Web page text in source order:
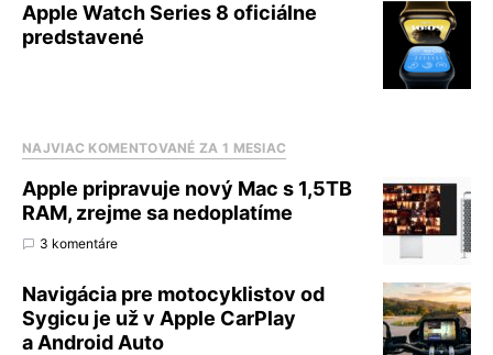
Apple Watch Series 8 oficiálne
predstavené
NAJVIAC KOMENTOVANÉ ZA 1 MESIAC
Apple pripravuje nový Mac s 1,5TB
RAM, zrejme sa nedoplatíme
3 komentáre
Navigácia pre motocyklistov od
Sygicu je už v Apple CarPlay
a Android Auto